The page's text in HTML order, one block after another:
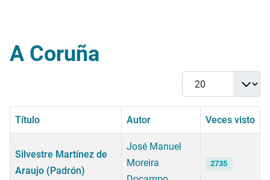
A Coruña
Cantidad
Título Autor Veces visto
Silvestre Martínez de
Araujo (Padrón)
José Manuel
Moreira
2735